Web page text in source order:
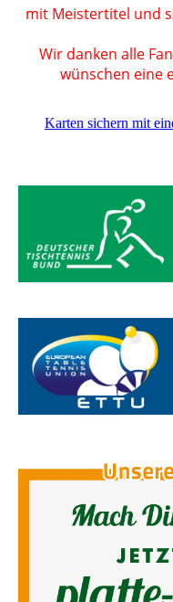
mit Meistertitel und
Wir danken alle
wünschen eine
Karten sichern mit